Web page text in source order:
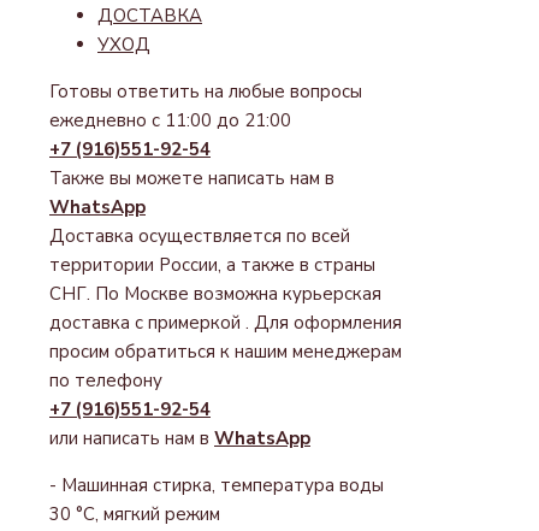
ДОСТАВКА
УХОД
Готовы ответить на любые вопросы
ежедневно с 11:00 до 21:00
+7 (916)551-92-54
Также вы можете написать нам в
WhatsApp
Доставка осуществляется по всей
территории России, а также в страны
СНГ. По Москве возможна курьерская
доставка с примеркой . Для оформления
просим обратиться к нашим менеджерам
по телефону
+7 (916)551-92-54
или написать нам в WhatsApp
- Машинная стирка, температура воды
30 °С, мягкий режим